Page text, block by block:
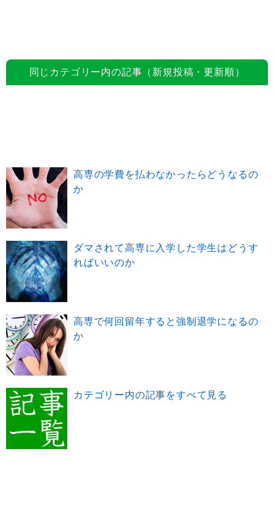
同じカテゴリー内の記事（新規投稿・更新順）
高専の学費を払わなかったらどうなるの
か
ダマされて高専に入学した学生はどうす
ればいいのか
高専で何回留年すると強制退学になるの
か
カテゴリー内の記事をすべて見る